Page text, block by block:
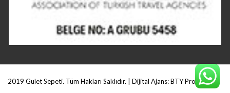
2019 Gulet Sepeti. Tüm Hakları Saklıdır. | Dijital Ajans:BTY Production